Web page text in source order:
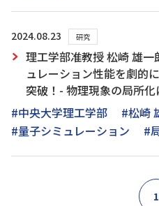
2024.08.23 研究
理工学部准教授 松崎 雄
ュレーション性能を劇的
突破！- 物理現象の局所
#中央大学理工学部
#松崎
#量子シミュレーション
#
1